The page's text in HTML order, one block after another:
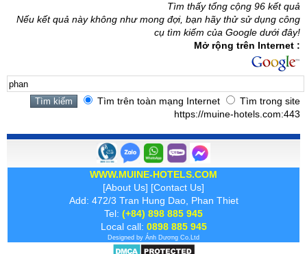
Tìm thấy tổng cộng 96 kết quả
Nếu kết quả này không như mong đợi, bạn hãy thử sử dụng công
cụ tìm kiếm của Google dưới đây!
Mở rộng trên Internet :
Tìm trên toàn mạng Internet
Tìm trong site
https://muine-hotels.com:443
WWW.MUINE-HOTELS.COM
[About Us] [Contact Us]
Add: 472/3 Tran Hung Dao, Phan Thiet
Tel: (+84) 898 885 945
Local call: 0898 885 945
Designed by Ánh Dương Co.Ltd